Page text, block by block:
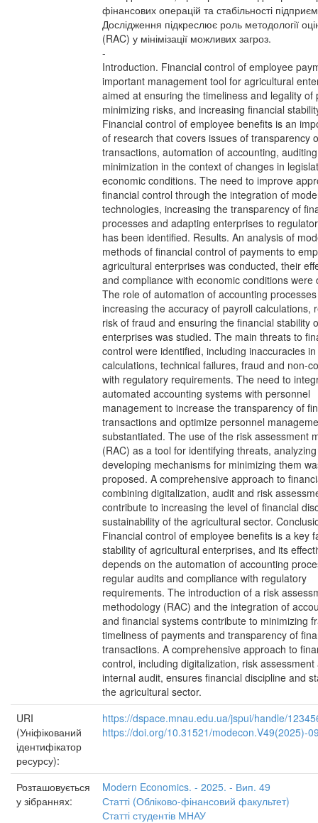
фінансових операцій та стабільності
Дослідження підкреслює роль методології
(RAC) у мінімізації можливих загроз.
-
Introduction. Financial control of employee
important management tool for agricultural
aimed at ensuring the timeliness and legality of
minimizing risks, and increasing financial
Financial control of employee benefits is an
of research that covers issues of transparency
transactions, automation of accounting,
minimization in the context of changes in
economic conditions. The need to improve
financial control through the integration of
technologies, increasing the transparency of
processes and adapting enterprises to
has been identified. Results. An analysis of
methods of financial control of payments to
agricultural enterprises was conducted, their
and compliance with economic conditions were
The role of automation of accounting
increasing the accuracy of payroll calculations,
risk of fraud and ensuring the financial stability
enterprises was studied. The main threats to
control were identified, including inaccuracies in
calculations, technical failures, fraud and non-
with regulatory requirements. The need to
automated accounting systems with personnel
management to increase the transparency of
transactions and optimize personnel
substantiated. The use of the risk assessment
(RAC) as a tool for identifying threats,
developing mechanisms for minimizing them
proposed. A comprehensive approach to
combining digitalization, audit and risk
contribute to increasing the level of financial
sustainability of the agricultural sector.
Financial control of employee benefits is a key
stability of agricultural enterprises, and its
depends on the automation of accounting
regular audits and compliance with regulatory
requirements. The introduction of a risk
methodology (RAC) and the integration of
and financial systems contribute to minimizing
timeliness of payments and transparency of
transactions. A comprehensive approach to
control, including digitalization, risk assessment
internal audit, ensures financial discipline and
the agricultural sector.
URI
(Уніфікований
ідентифікатор
ресурсу):
https://dspace.mnau.edu.ua/jspui/handle/
https://doi.org/10.31521/modecon.V49(2025)-
Розташовується
у зібраннях:
Modern Economics. - 2025. - Вип. 49
Статті (Обліково-фінансовий факультет)
Статті студентів МНАУ